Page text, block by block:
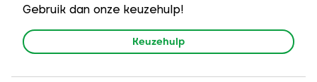
Gebruik dan onze keuzehulp!
Keuzehulp